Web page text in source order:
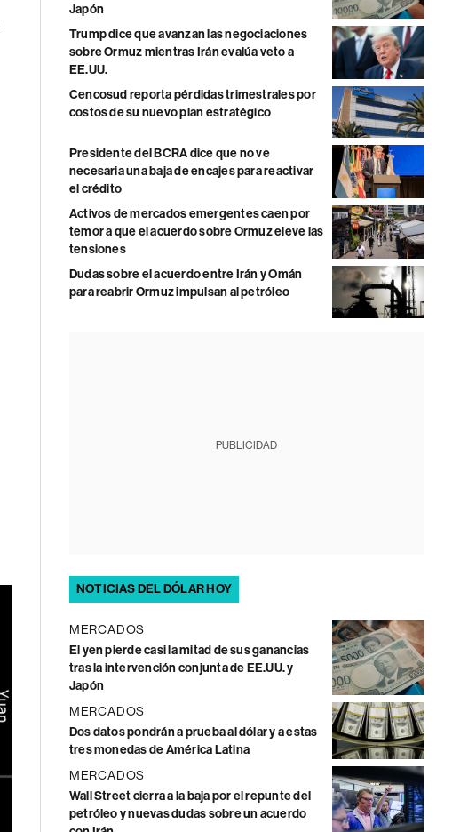
Japón
Trump dice que avanzan las negociaciones
sobre Ormuz mientras Irán evalúa veto a
EE.UU.
Cencosud reporta pérdidas trimestrales por
costos de su nuevo plan estratégico
Presidente del BCRA dice que no ve
necesaria una baja de encajes para reactivar
el crédito
Activos de mercados emergentes caen por
temor a que el acuerdo sobre Ormuz eleve las
tensiones
Dudas sobre el acuerdo entre Irán y Omán
para reabrir Ormuz impulsan al petróleo
PUBLICIDAD
NOTICIAS DEL DÓLAR HOY
MERCADOS
El yen pierde casi la mitad de sus ganancias
tras la intervención conjunta de EE.UU. y
Japón
MERCADOS
Dos datos pondrán a prueba al dólar y a estas
tres monedas de América Latina
MERCADOS
Wall Street cierra a la baja por el repunte del
petróleo y nuevas dudas sobre un acuerdo